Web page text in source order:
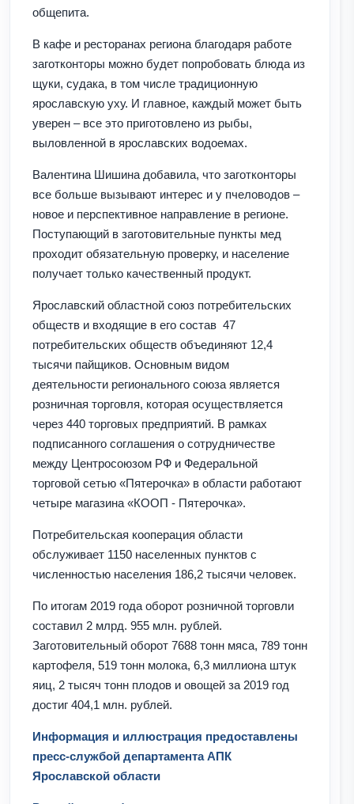
общепита.
В кафе и ресторанах региона благодаря работе
заготконторы можно будет попробовать блюда из
щуки, судака, в том числе традиционную
ярославскую уху. И главное, каждый может быть
уверен – все это приготовлено из рыбы,
выловленной в ярославских водоемах.
Валентина Шишина добавила, что заготконторы
все больше вызывают интерес и у пчеловодов –
новое и перспективное направление в регионе.
Поступающий в заготовительные пункты мед
проходит обязательную проверку, и население
получает только качественный продукт.
Ярославский областной союз потребительских
обществ и входящие в его состав 47
потребительских обществ объединяют 12,4
тысячи пайщиков. Основным видом
деятельности регионального союза является
розничная торговля, которая осуществляется
через 440 торговых предприятий. В рамках
подписанного соглашения о сотрудничестве
между Центросоюзом РФ и Федеральной
торговой сетью «Пятерочка» в области работают
четыре магазина «КООП - Пятерочка».
Потребительская кооперация области
обслуживает 1150 населенных пунктов с
численностью населения 186,2 тысячи человек.
По итогам 2019 года оборот розничной торговли
составил 2 млрд. 955 млн. рублей.
Заготовительный оборот 7688 тонн мяса, 789 тонн
картофеля, 519 тонн молока, 6,3 миллиона штук
яиц, 2 тысяч тонн плодов и овощей за 2019 год
достиг 404,1 млн. рублей.
Информация и иллюстрация предоставлены
пресс-службой департамента АПК
Ярославской области